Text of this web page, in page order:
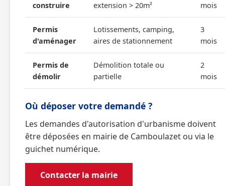
construire
extension > 20m²
mois
Permis
d'aménager
Lotissements, camping,
aires de stationnement
3
mois
Permis de
démolir
Démolition totale ou
partielle
2
mois
Où déposer votre demandé ?
Les demandes d'autorisation d'urbanisme doivent
être déposées en mairie de Camboulazet ou via le
guichet numérique.
Contacter la mairie